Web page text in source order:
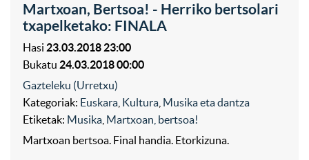
Martxoan, Bertsoa! - Herriko bertsolari
txapelketako: FINALA
Hasi 23.03.2018 23:00
Bukatu 24.03.2018 00:00
Gazteleku (Urretxu)
Kategoriak: Euskara Kultura Musika eta dantza
Etiketak: Musika Martxoan, bertsoa!
Martxoan bertsoa. Final handia. Etorkizuna.